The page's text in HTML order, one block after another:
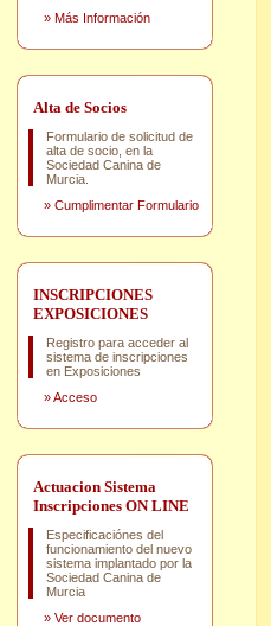
» Más Información
Alta de Socios
Formulario de solicitud de
alta de socio, en la
Sociedad Canina de
Murcia.
» Cumplimentar Formulario
INSCRIPCIONES
EXPOSICIONES
Registro para acceder al
sistema de inscripciones
en Exposiciones
»Acceso
Actuacion Sistema
Inscripciones ON LINE
Especificaciónes del
funcionamiento del nuevo
sistema implantado por la
Sociedad Canina de
Murcia
» Ver documento